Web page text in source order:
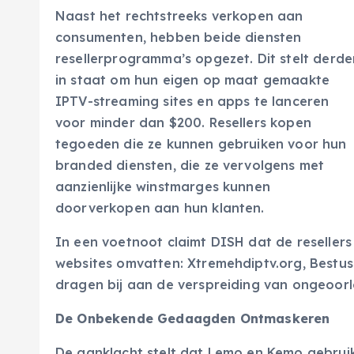
Naast het rechtstreeks verkopen aan
consumenten, hebben beide diensten
resellerprogramma’s opgezet. Dit stelt
in staat om hun eigen op maat gemaakte
IPTV-streaming sites en apps te lanceren
voor minder dan $200. Resellers kopen
tegoeden die ze kunnen gebruiken voor hun
branded diensten, die ze vervolgens met
aanzienlijke winstmarges kunnen
doorverkopen aan hun klanten.
In een voetnoot claimt DISH dat de
websites omvatten: Xtremehdiptv.org,
dragen bij aan de verspreiding van
De Onbekende Gedaagden Ontmaskeren